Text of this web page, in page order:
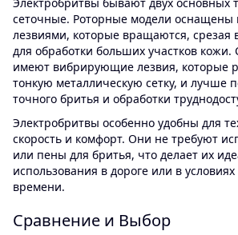
сеточные. Роторные модели оснащены
лезвиями, которые вращаются, срезая
для обработки больших участков
имеют вибрирующие лезвия, которые
тонкую металлическую сетку, и лучше
точного бритья и обработки
Электробритвы особенно удобны для
скорость и комфорт. Они не требуют
или пены для бритья, что делает их
использования в дороге или в
времени.
Сравнение и Выбор